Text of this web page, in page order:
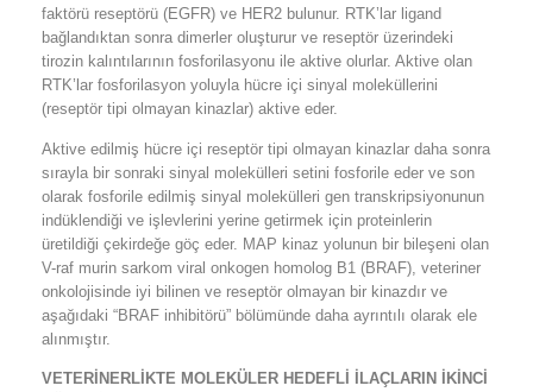
faktörü reseptörü (EGFR) ve HER2 bulunur. RTK’lar ligand
bağlandıktan sonra dimerler oluşturur ve reseptör üzerindeki
tirozin kalıntılarının fosforilasyonu ile aktive olurlar. Aktive olan
RTK’lar fosforilasyon yoluyla hücre içi sinyal moleküllerini
(reseptör tipi olmayan kinazlar) aktive eder.
Aktive edilmiş hücre içi reseptör tipi olmayan kinazlar daha sonra
sırayla bir sonraki sinyal molekülleri setini fosforile eder ve son
olarak fosforile edilmiş sinyal molekülleri gen transkripsiyonunun
indüklendiği ve işlevlerini yerine getirmek için proteinlerin
üretildiği çekirdeğe göç eder. MAP kinaz yolunun bir bileşeni olan
V-raf murin sarkom viral onkogen homolog B1 (BRAF), veteriner
onkolojisinde iyi bilinen ve reseptör olmayan bir kinazdır ve
aşağıdaki “BRAF inhibitörü” bölümünde daha ayrıntılı olarak ele
alınmıştır.
VETERİNERLİKTE MOLEKÜLER HEDEFLİ İLAÇLARIN İKİNCİ